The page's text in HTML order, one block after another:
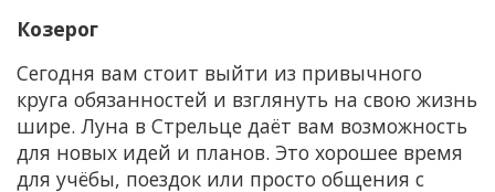
Козерог
Сегодня вам стоит выйти из привычного
круга обязанностей и взглянуть на свою жизнь
шире. Луна в Стрельце даёт вам возможность
для новых идей и планов. Это хорошее время
для учёбы, поездок или просто общения с